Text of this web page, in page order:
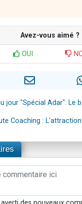
Avez-vous aimé ?
OUI
jour "Spécial Adar": Le
Coaching :